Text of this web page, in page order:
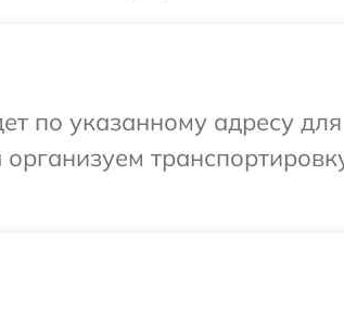
по указанному адресу для